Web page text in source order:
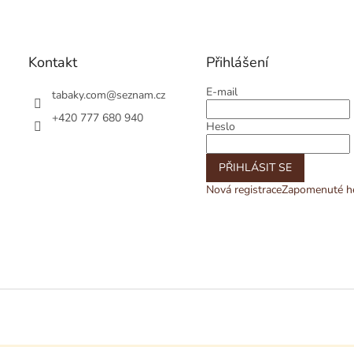
Kontakt
tabaky.com@seznam.cz
+420 777 680 940
Přihlášení
E-mail
Heslo
PŘIHLÁSIT SE
Nová registraceZapomenuté